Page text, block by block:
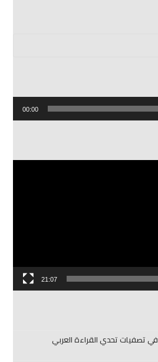
00:00
21:07
تصفيات تحدي القراءة العربي